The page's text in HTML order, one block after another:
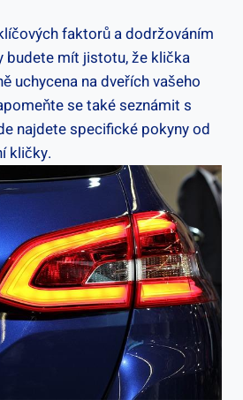
faktorů a dodržováním
‌budete mít jistotu, že klička
uchycena na dveřích vašeho
se také​ seznámit s
najdete specifické pokyny od
⁤kličky.